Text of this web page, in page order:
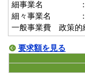
細事業名
細々事業名
一般事業費 政策的
要求額を見る